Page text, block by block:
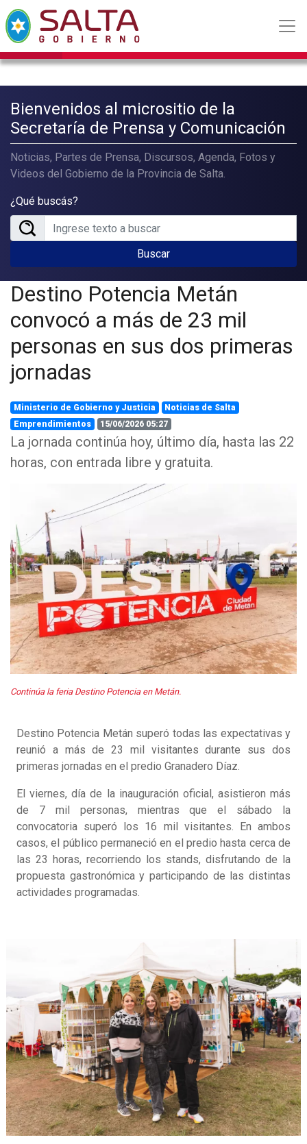
Bienvenidos al micrositio de la
Secretaría de Prensa y Comunicación
Noticias, Partes de Prensa, Discursos, Agenda, Fotos y
Videos del Gobierno de la Provincia de Salta.
¿Qué buscás?
Buscar
Destino Potencia Metán
convocó a más de 23 mil
personas en sus dos primeras
jornadas
Ministerio de Gobierno y Justicia
Noticias de Salta
Emprendimientos
15/06/2026 05:27
La jornada continúa hoy, último día, hasta las 22
horas, con entrada libre y gratuita.
Continúa la feria Destino Potencia en Metán.
Destino Potencia Metán superó todas las expectativas y
reunió a más de 23 mil visitantes durante sus dos
primeras jornadas en el predio Granadero Díaz.
El viernes, día de la inauguración oficial, asistieron más
de 7 mil personas, mientras que el sábado la
convocatoria superó los 16 mil visitantes. En ambos
casos, el público permaneció en el predio hasta cerca de
las 23 horas, recorriendo los stands, disfrutando de la
propuesta gastronómica y participando de las distintas
actividades programadas.